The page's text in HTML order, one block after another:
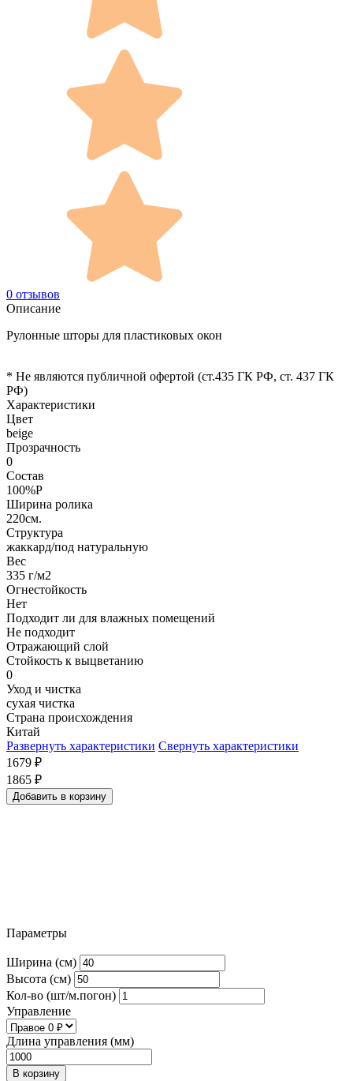
0 отзывов
Описание
Рулонные шторы для пластиковых окон
* Не являются публичной офертой (ст.435 ГК РФ, cт. 437 ГК
РФ)
Характеристики
Цвет
beige
Прозрачность
0
Состав
100%P
Ширина ролика
220см.
Структура
жаккард/под натуральную
Вес
335 г/м2
Огнестойкость
Нет
Подходит ли для влажных помещений
Не подходит
Отражающий слой
Стойкость к выцветанию
0
Уход и чистка
сухая чистка
Страна происхождения
Китай
Развернуть характеристики Свернуть характеристики
1679 ₽
1865 ₽
Добавить в корзину
Параметры
Ширина (см)
Высота (см)
Кол-во (шт/м.погон)
Управление
Длина управления (мм)
В корзину